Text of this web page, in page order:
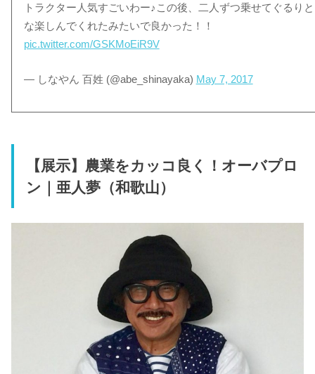
トラクター人気すごいわー♪この後、二人ずつ乗せてぐるり
な楽しんでくれたみたいで良かった！！
pic.twitter.com/GSKMoEiR9V
— しなやん 百姓 (@abe_shinayaka) May 7, 2017
【展示】農業をカッコ良く！オーバプロ
ン｜亜人夢（和歌山）